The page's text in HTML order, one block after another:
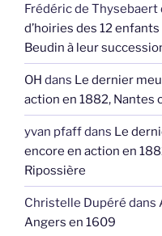
Frédéric de Thysebaert
d’hoiries des 12
Beudin à leur
OH dans Le dernier
action en 1882, Nantes
yvan pfaffdans Le
encore en action en
Ripossière
Christelle Dupéré dans
Angers en 1609